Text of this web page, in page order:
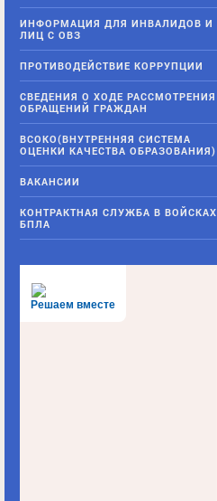
ИНФОРМАЦИЯ ДЛЯ ИНВАЛИДОВ И
ЛИЦ С ОВЗ
ПРОТИВОДЕЙСТВИЕ КОРРУПЦИИ
СВЕДЕНИЯ О ХОДЕ РАССМОТРЕНИЯ
ОБРАЩЕНИЙ ГРАЖДАН
ВСОКО(ВНУТРЕННЯЯ СИСТЕМА
ОЦЕНКИ КАЧЕСТВА ОБРАЗОВАНИЯ)
ВАКАНСИИ
КОНТРАКТНАЯ СЛУЖБА В ВОЙСКАХ
БПЛА
Решаем вместе